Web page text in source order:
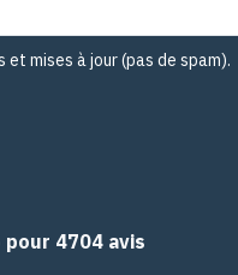
mises à jour (pas de spam).
4704 avis